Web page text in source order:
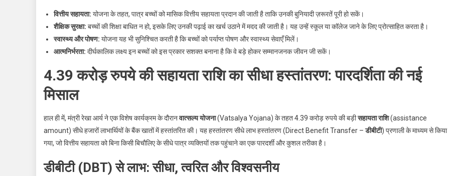
वित्तीय सहायता: योजना के तहत, पात्र बच्चों को मासिक वित्तीय सहायता प्रदान की जाती है ताकि उनकी बुनियादी ज़रूरतें पूरी हो सकें।
शैक्षिक सुरक्षा: बच्चों की शिक्षा बाधित न हो, इसके लिए उनकी पढ़ाई का खर्च उठाने में मदद की जाती है। यह उन्हें स्कूल या कॉलेज जाने के लिए प्रोत्साहित करता है।
स्वास्थ्य और पोषण: योजना यह भी सुनिश्चित करती है कि बच्चों को पर्याप्त पोषण और स्वास्थ्य सेवाएँ मिलें।
आत्मनिर्भरता: दीर्घकालिक लक्ष्य इन बच्चों को इस प्रकार सशक्त बनाना है कि वे बड़े होकर सम्मानजनक जीवन जी सकें।
4.39 करोड़ रुपये की सहायता राशि का सीधा हस्तांतरण: पारदर्शिता की नई
मिसाल
हाल ही में, मंत्री रेखा आर्य ने एक विशेष कार्यक्रम के दौरानवात्सल्य योजना(Vatsalya Yojana) के तहत 4.39 करोड़ रुपये की बड़ीसहायता राशि(assistance
amount) सीधे हजारों लाभार्थियों के बैंक खातों में हस्तांतरित की। यह हस्तांतरण सीधे लाभ हस्तांतरण (Direct Benefit Transfer –डीबीटी) प्रणाली के माध्यम से किया
गया, जो वित्तीय सहायता को बिना किसी बिचौलिए के सीधे पात्र व्यक्तियों तक पहुंचाने का एक पारदर्शी और कुशल तरीका है।
डीबीटी (DBT) से लाभ: सीधा, त्वरित और विश्वसनीय